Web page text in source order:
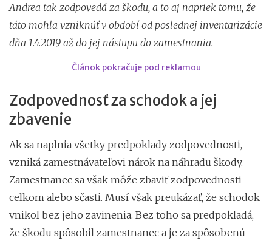
Andrea tak zodpovedá za škodu, a to aj napriek tomu, že
táto mohla vzniknúť v období od poslednej inventarizácie
dňa 1.4.2019 až do jej nástupu do zamestnania.
Článok pokračuje pod reklamou
Zodpovednosť za schodok a jej
zbavenie
Ak sa naplnia všetky predpoklady zodpovednosti,
vzniká zamestnávateľovi nárok na náhradu škody.
Zamestnanec sa však môže zbaviť zodpovednosti
celkom alebo sčasti. Musí však preukázať, že schodok
vnikol bez jeho zavinenia. Bez toho sa predpokladá,
že škodu spôsobil zamestnanec a je za spôsobenú